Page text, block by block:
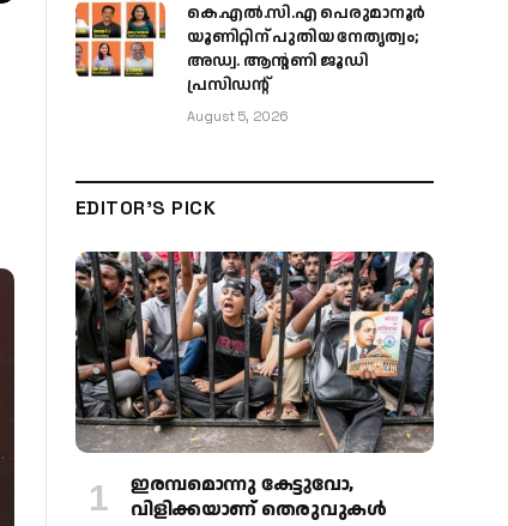
കെ.എൽ.സി.എ പെരുമാനൂർ
യൂണിറ്റിന് പുതിയ നേതൃത്വം;
അഡ്വ. ആന്റണി ജൂഡി
പ്രസിഡന്റ്
August 5, 2026
EDITOR'S PICK
ഇരമ്പമൊന്നു കേട്ടുവോ,
വിളിക്കയാണ് തെരുവുകള്‍